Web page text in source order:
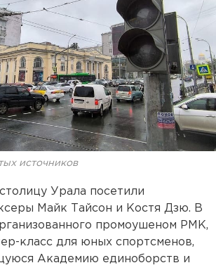
источников
Урала посетили
Майк Тайсон и Костя Дзю. В
промоушеном РМК,
класс для юных спортсменов,
Академию единоборств и